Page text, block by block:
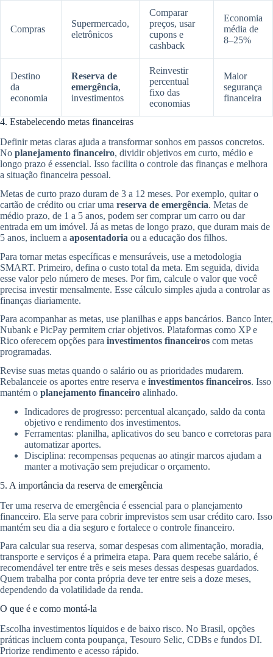
Compras
Supermercado,
eletrônicos
Comparar
preços, usar
cupons e
cashback
Economia
média de
8–25%
Destino
da
economia
Reserva de
emergência,
investimentos
Reinvestir
percentual
fixo das
economias
Maior
segurança
financeira
4. Estabelecendo metas financeiras
Definir metas claras ajuda a transformar sonhos em passos concretos.
No planejamento financeiro, dividir objetivos em curto, médio e
longo prazo é essencial. Isso facilita o controle das finanças e melhora
a situação financeira pessoal.
Metas de curto prazo duram de 3 a 12 meses. Por exemplo, quitar o
cartão de crédito ou criar uma reserva de emergência. Metas de
médio prazo, de 1 a 5 anos, podem ser comprar um carro ou dar
entrada em um imóvel. Já as metas de longo prazo, que duram mais de
5 anos, incluem a aposentadoria ou a educação dos filhos.
Para tornar metas específicas e mensuráveis, use a metodologia
SMART. Primeiro, defina o custo total da meta. Em seguida, divida
esse valor pelo número de meses. Por fim, calcule o valor que você
precisa investir mensalmente. Esse cálculo simples ajuda a controlar as
finanças diariamente.
Para acompanhar as metas, use planilhas e apps bancários. Banco Inter,
Nubank e PicPay permitem criar objetivos. Plataformas como XP e
Rico oferecem opções para investimentos financeiros com metas
programadas.
Revise suas metas quando o salário ou as prioridades mudarem.
Rebalanceie os aportes entre reserva e investimentos financeiros. Isso
mantém o planejamento financeiro alinhado.
Indicadores de progresso: percentual alcançado, saldo da conta
objetivo e rendimento dos investimentos.
Ferramentas: planilha, aplicativos do seu banco e corretoras para
automatizar aportes.
Disciplina: recompensas pequenas ao atingir marcos ajudam a
manter a motivação sem prejudicar o orçamento.
5. A importância da reserva de emergência
Ter uma reserva de emergência é essencial para o planejamento
financeiro. Ela serve para cobrir imprevistos sem usar crédito caro. Isso
mantém seu dia a dia seguro e fortalece o controle financeiro.
Para calcular sua reserva, somar despesas com alimentação, moradia,
transporte e serviços é a primeira etapa. Para quem recebe salário, é
recomendável ter entre três e seis meses dessas despesas guardados.
Quem trabalha por conta própria deve ter entre seis a doze meses,
dependendo da volatilidade da renda.
O que é e como montá-la
Escolha investimentos líquidos e de baixo risco. No Brasil, opções
práticas incluem conta poupança, Tesouro Selic, CDBs e fundos DI.
Priorize rendimento e acesso rápido.